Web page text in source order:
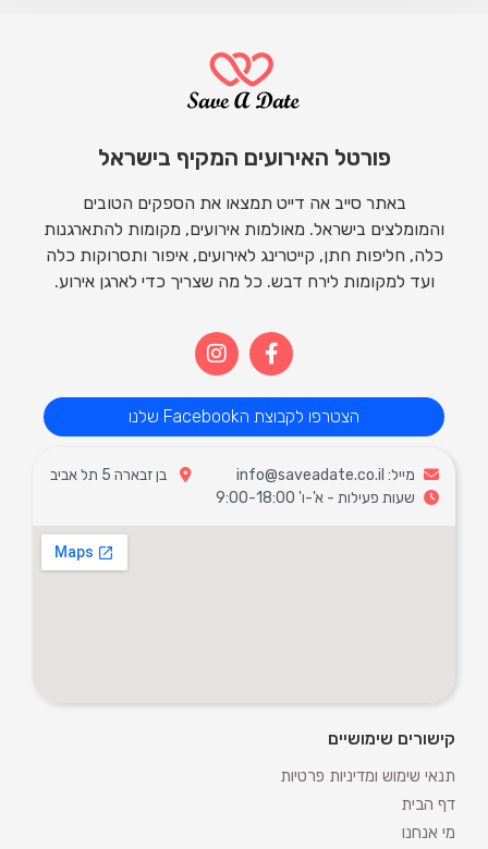
פורטל האירועים המקיף בישראל
באתר סייב אה דייט תמצאו את הספקים הטובים
והמומלצים בישראל. מאולמות אירועים, מקומות להתארגנות
כלה, חליפות חתן, קייטרינג לאירועים, איפור ותסרוקות כלה
ועד למקומות לירח דבש. כל מה שצריך כדי לארגן אירוע.
הצטרפו לקבוצת הFacebook שלנו
מייל: info@saveadate.co.il
בן זבארה 5 תל אביב
שעות פעילות - א'-ו' 9:00-18:00
קישורים שימושיים
תנאי שימוש ומדיניות פרטיות
דף הבית
מי אנחנו